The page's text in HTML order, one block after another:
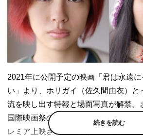
2021年に公開予定の映画「君は永遠
い」より、ホリガイ（佐久間由衣）と
流を映し出す特報と場面写真が解禁。
国際映画祭の「TOKYOプレミア2020
レミア上映されることが発表された。
続きを読む